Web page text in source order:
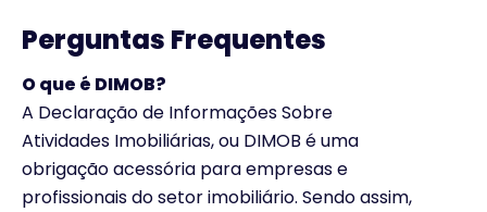
Perguntas Frequentes
O que é DIMOB?
A Declaração de Informações Sobre
Atividades Imobiliárias, ou DIMOB é uma
obrigação acessória para empresas e
profissionais do setor imobiliário. Sendo assim,